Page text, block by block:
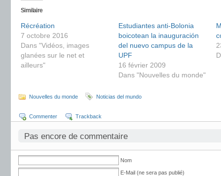
Similaire
Récréation
7 octobre 2016
Dans "Vidéos, images
glanées sur le net et
ailleurs"
Estudiantes anti-Bolonia
boicotean la inauguración
del nuevo campus de la
UPF
16 février 2009
Dans "Nouvelles du monde"
Nouvelles du monde Noticias del mundo
Commenter Trackback
Pas encore de commentaire
Nom
E-Mail (ne sera pas publié)